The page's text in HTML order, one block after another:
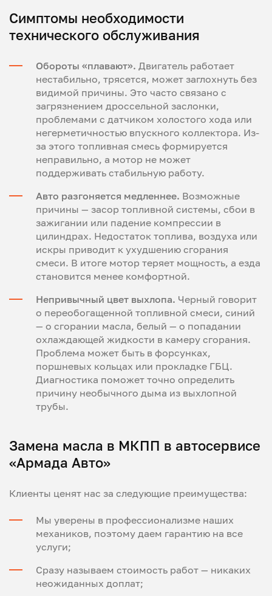
Симптомы необходимости
технического обслуживания
Обороты «плавают». Двигатель работает
нестабильно, трясется, может заглохнуть без
видимой причины. Это часто связано с
загрязнением дроссельной заслонки,
проблемами с датчиком холостого хода или
негерметичностью впускного коллектора. Из-
за этого топливная смесь формируется
неправильно, а мотор не может
поддерживать стабильную работу.
Авто разгоняется медленнее. Возможные
причины — засор топливной системы, сбои в
зажигании или падение компрессии в
цилиндрах. Недостаток топлива, воздуха или
искры приводит к ухудшению сгорания
смеси. В итоге мотор теряет мощность, а езда
становится менее комфортной.
Непривычный цвет выхлопа. Черный говорит
о переобогащенной топливной смеси, синий
— о сгорании масла, белый — о попадании
охлаждающей жидкости в камеру сгорания.
Проблема может быть в форсунках,
поршневых кольцах или прокладке ГБЦ.
Диагностика поможет точно определить
причину необычного дыма из выхлопной
трубы.
Замена масла в МКПП в автосервисе
«Армада Авто»
Клиенты ценят нас за следующие преимущества:
Мы уверены в профессионализме наших
механиков, поэтому даем гарантию на все
услуги;
Сразу называем стоимость работ — никаких
неожиданных доплат;